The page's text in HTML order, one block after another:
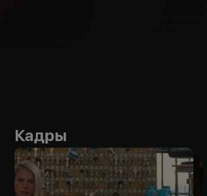
Кадры